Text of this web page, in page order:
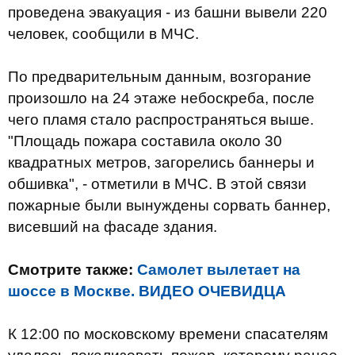
проведена эвакуация - из башни вывели 220
человек, сообщили в МЧС.
По предварительным данным, возгорание
произошло на 24 этаже небоскреба, после
чего пламя стало распространяться выше.
"Площадь пожара составила около 30
квадратных метров, загорелись баннеры и
обшивка", - отметили в МЧС. В этой связи
пожарные были вынуждены сорвать баннер,
висевший на фасаде здания.
Смотрите также: Самолет вылетает на
шоссе в Москве. ВИДЕО ОЧЕВИДЦА
К 12:00 по московскому времени спасателям